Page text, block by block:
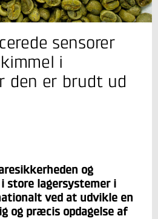
sensorer
i
den er brudt ud
og
store lagersystemer i
ved at udvikle en
og præcis opdagelse af